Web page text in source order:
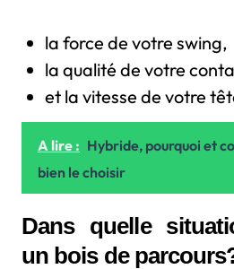
la force de votre swing,
la qualité de votre
et la vitesse de votre
A lire : Hybride, pourquoi et
bien le choisir
Dans quelle
un bois de